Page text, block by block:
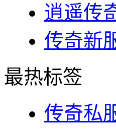
逍遥传
传奇新
最热标签
传奇私